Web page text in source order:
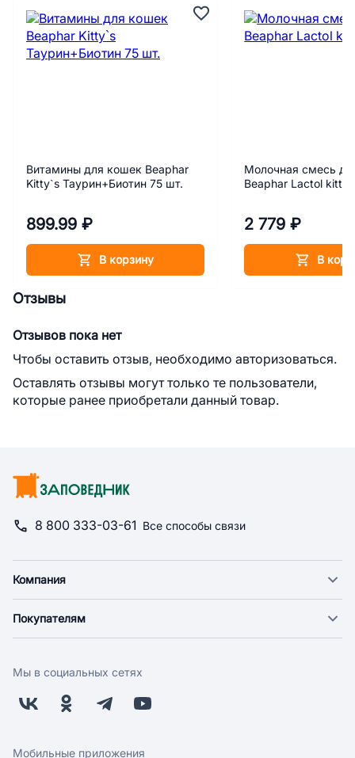
Витамины для кошек Beaphar
Kitty`s Таурин+Биотин 75 шт.
899.99 ₽
В корзину
Молочная смесь
Beaphar Lactol kitty
2 779 ₽
В
Отзывы
Отзывов пока нет
Чтобы оставить отзыв, необходимо авторизоваться.
Оставлять отзывы могут только те пользователи,
которые ранее приобретали данный товар.
8 800 333-03-61 Все способы связи
Компания
Новости
Поставщикам
Заводчикам
Обратная связь
Покупателям
Оплата
Бонусная программа
Скидки и акции
Мы в социальных сетях
Мобильные приложения